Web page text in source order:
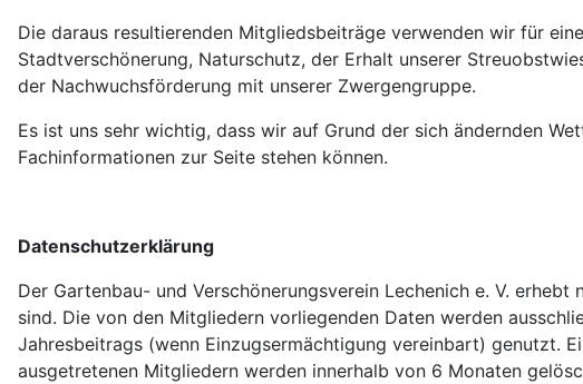
Die daraus resultierenden Mitgliedsbeiträge verwenden wir für
Stadtverschönerung, Naturschutz, der Erhalt unserer
der Nachwuchsförderung mit unserer Zwergengruppe.
Es ist uns sehr wichtig, dass wir auf Grund der sich ändernden
Fachinformationen zur Seite stehen können.
Datenschutzerklärung
Der Gartenbau- und Verschönerungsverein Lechenich e. V.
sind. Die von den Mitgliedern vorliegenden Daten werden
Jahresbeitrags (wenn Einzugsermächtigung vereinbart) genutzt.
ausgetretenen Mitgliedern werden innerhalb von 6 Monaten